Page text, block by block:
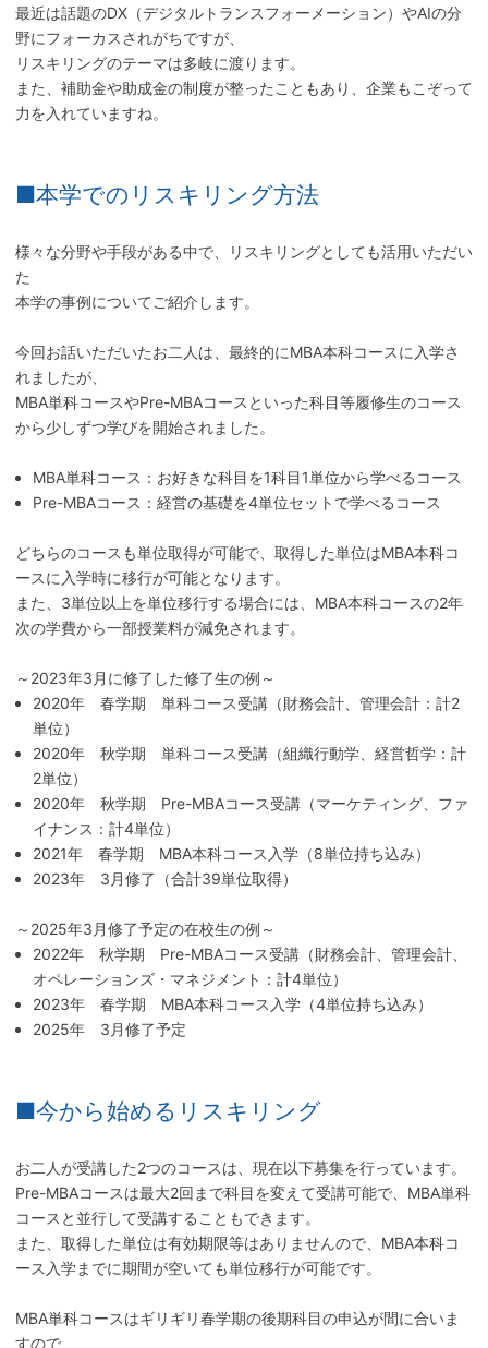
最近は話題のDX（デジタルトランスフォーメーション）やAIの分
野にフォーカスされがちですが、
リスキリングのテーマは多岐に渡ります。
また、補助金や助成金の制度が整ったこともあり、企業もこぞって
力を入れていますね。
■本学でのリスキリング方法
様々な分野や手段がある中で、リスキリングとしても活用いただい
た
本学の事例についてご紹介します。
今回お話いただいたお二人は、最終的にMBA本科コースに入学さ
れましたが、
MBA単科コースやPre-MBAコースといった科目等履修生のコース
から少しずつ学びを開始されました。
MBA単科コース：お好きな科目を1科目1単位から学べるコース
Pre-MBAコース：経営の基礎を4単位セットで学べるコース
どちらのコースも単位取得が可能で、取得した単位はMBA本科コ
ースに入学時に移行が可能となります。
また、3単位以上を単位移行する場合には、MBA本科コースの2年
次の学費から一部授業料が減免されます。
～2023年3月に修了した修了生の例～
2020年 春学期 単科コース受講（財務会計、管理会計：計2
単位）
2020年 秋学期 単科コース受講（組織行動学、経営哲学：計
2単位）
2020年 秋学期 Pre-MBAコース受講（マーケティング、ファ
イナンス：計4単位）
2021年 春学期 MBA本科コース入学（8単位持ち込み）
2023年 3月修了（合計39単位取得）
～2025年3月修了予定の在校生の例～
2022年 秋学期 Pre-MBAコース受講（財務会計、管理会計、
オペレーションズ・マネジメント：計4単位）
2023年 春学期 MBA本科コース入学（4単位持ち込み）
2025年 3月修了予定
■今から始めるリスキリング
お二人が受講した2つのコースは、現在以下募集を行っています。
Pre-MBAコースは最大2回まで科目を変えて受講可能で、MBA単科
コースと並行して受講することもできます。
また、取得した単位は有効期限等はありませんので、MBA本科コ
ース入学までに期間が空いても単位移行が可能です。
MBA単科コースはギリギリ春学期の後期科目の申込が間に合いま
すので、